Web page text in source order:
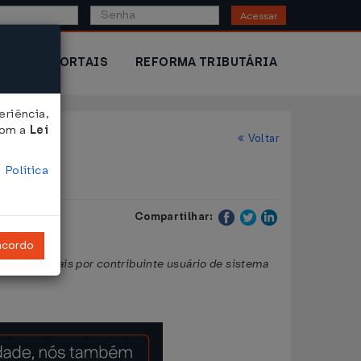
Acessar
PORTAIS REFORMA TRIBUTÁRIA
Voltar
Compartilhar:
livros fiscais por contribuinte usuário de sistema
a Lei
Política